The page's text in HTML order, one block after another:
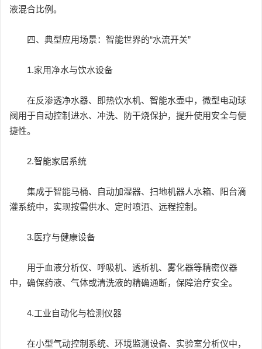
液混合比例。
四、典型应用场景：智能世界的“水流开关”
1.家用净水与饮水设备
在反渗透净水器、即热饮水机、智能水壶中，微型电动球
阀用于自动控制进水、冲洗、防干烧保护，提升使用安全与便
捷性。
2.智能家居系统
集成于智能马桶、自动加湿器、扫地机器人水箱、阳台滴
灌系统中，实现按需供水、定时喷洒、远程控制。
3.医疗与健康设备
用于血液分析仪、呼吸机、透析机、雾化器等精密仪器
中，确保药液、气体或清洗液的精确通断，保障治疗安全。
4.工业自动化与检测仪器
在小型气动控制系统、环境监测设备、实验室分析仪中，